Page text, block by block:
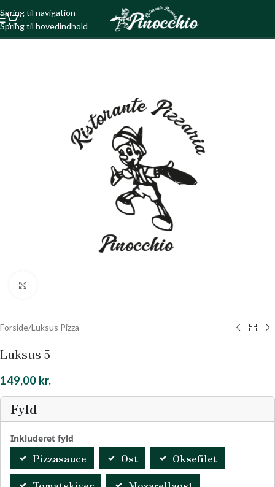
Spring til navigation
Spring til hovedindhold
Forside/Luksus Pizza
Luksus 5
149,00 kr.